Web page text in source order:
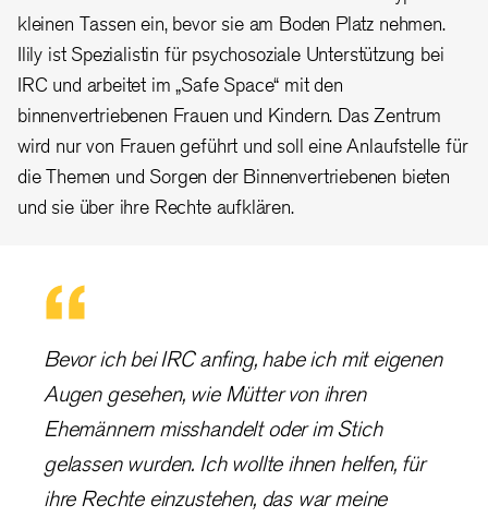
kleinen Tassen ein, bevor sie am Boden Platz nehmen.
Ilily ist Spezialistin für psychosoziale Unterstützung bei
IRC und arbeitet im „Safe Space“ mit den
binnenvertriebenen Frauen und Kindern. Das Zentrum
wird nur von Frauen geführt und soll eine Anlaufstelle für
die Themen und Sorgen der Binnenvertriebenen bieten
und sie über ihre Rechte aufklären.
Bevor ich bei IRC anfing, habe ich mit eigenen
Augen gesehen, wie Mütter von ihren
Ehemännern misshandelt oder im Stich
gelassen wurden. Ich wollte ihnen helfen, für
ihre Rechte einzustehen, das war meine